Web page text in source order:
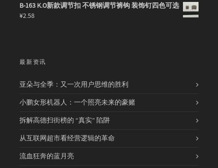
B-163 K.O新款调节扣 不锈钢调节裤钩 装饰钉四色可选
¥2.58
最新资讯
亚朵与全季：又一次用户思维的胜利
小鹏女形机器人：一个照亮未来的豪赌
拆解高德扫街榜的 “真实” 陷阱
从互联网超市看经营逻辑的革命
流血狂奔的蓝月亮